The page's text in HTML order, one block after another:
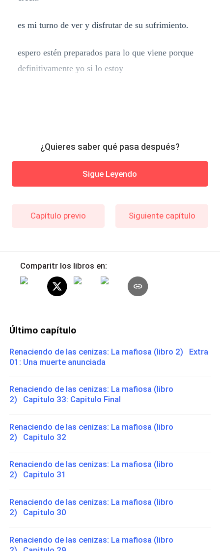
es mi turno de ver y disfrutar de su sufrimiento.
espero estén preparados para lo que viene porque
definitivamente yo si lo estoy
¿Quieres saber qué pasa después?
Sigue Leyendo
Capítulo previo Siguiente capítulo
Comparitr los libros en:
Último capítulo
Renaciendo de las cenizas: La mafiosa (libro 2) Extra
01: Una muerte anunciada
Renaciendo de las cenizas: La mafiosa (libro
2) Capitulo 33: Capitulo Final
Renaciendo de las cenizas: La mafiosa (libro
2) Capitulo 32
Renaciendo de las cenizas: La mafiosa (libro
2) Capitulo 31
Renaciendo de las cenizas: La mafiosa (libro
2) Capitulo 30
Renaciendo de las cenizas: La mafiosa (libro